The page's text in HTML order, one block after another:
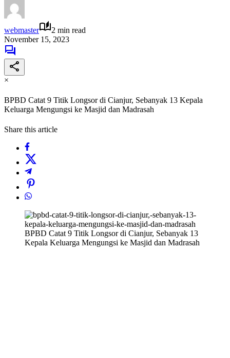
webmaster
2 min read
November 15, 2023
×
BPBD Catat 9 Titik Longsor di Cianjur, Sebanyak 13 Kepala
Keluarga Mengungsi ke Masjid dan Madrasah
Share this article
BPBD Catat 9 Titik Longsor di Cianjur, Sebanyak 13
Kepala Keluarga Mengungsi ke Masjid dan Madrasah